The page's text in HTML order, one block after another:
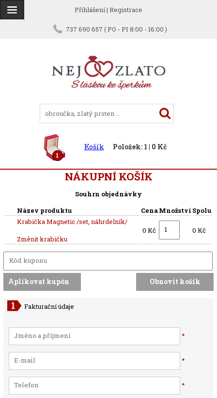
Přihlášení| Registrace
737 690 657 ( PO - PI 8:00 - 16:00 )
1
Košík Položek: 1 | 0 Kč
NÁKUPNÍ KOŠÍK
Souhrn objednávky
Název produktu
CenaMnožství Spolu
Krabička Magnetic /set, náhrdelník/
Změnit krabičku
0 Kč 0 Kč
Fakturační údaje
*
*
*